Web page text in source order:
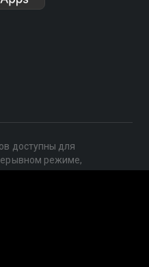
доступны для
режиме,